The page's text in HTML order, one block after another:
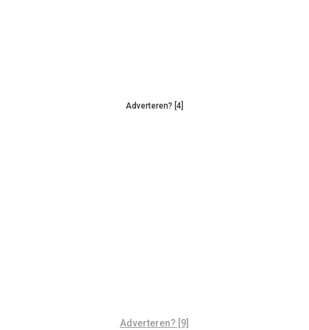
Adverteren? [4]
Adverteren? [9]